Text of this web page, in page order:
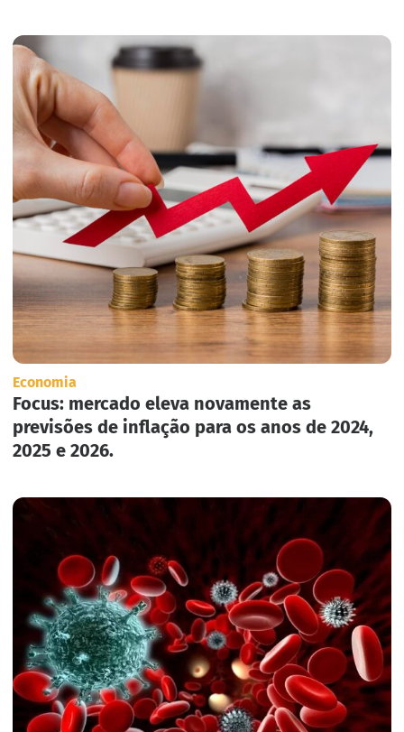
Economia
Focus: mercado eleva novamente as
previsões de inflação para os anos de 2024,
2025 e 2026.